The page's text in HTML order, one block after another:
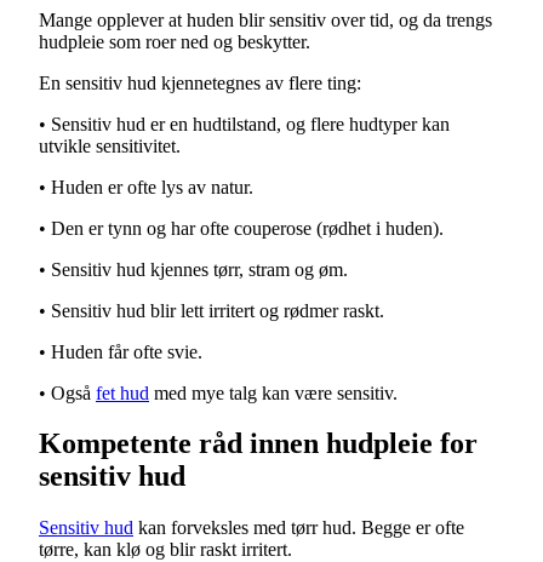
Mange opplever at huden blir sensitiv over tid, og da trengs
hudpleie som roer ned og beskytter.
En sensitiv hud kjennetegnes av flere ting:
• Sensitiv hud er en hudtilstand, og flere hudtyper kan
utvikle sensitivitet.
• Huden er ofte lys av natur.
• Den er tynn og har ofte couperose (rødhet i huden).
• Sensitiv hud kjennes tørr, stram og øm.
• Sensitiv hud blir lett irritert og rødmer raskt.
• Huden får ofte svie.
• Også fet hud med mye talg kan være sensitiv.
Kompetente råd innen hudpleie for
sensitiv hud
Sensitiv hud kan forveksles med tørr hud. Begge er ofte
tørre, kan klø og blir raskt irritert.